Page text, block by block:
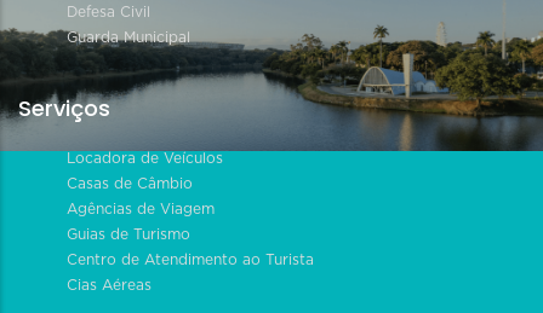
Defesa Civil
Guarda Municipal
Serviços
Locadora de Veículos
Casas de Câmbio
Agências de Viagem
Guias de Turismo
Centro de Atendimento ao Turista
Cias Aéreas